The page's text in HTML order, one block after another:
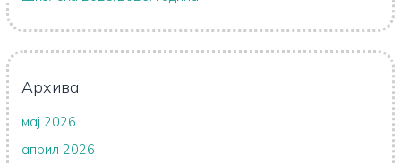
Архива
мај 2026
април 2026